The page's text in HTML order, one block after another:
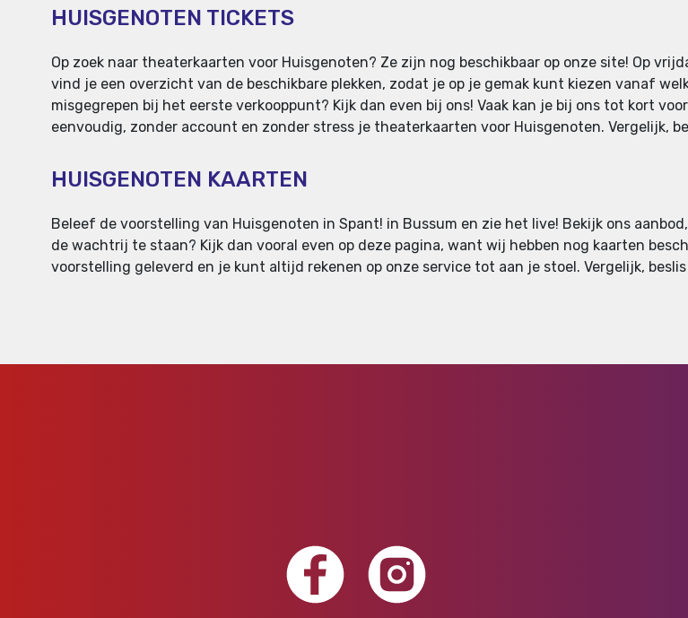
HUISGENOTEN TICKETS
Op zoek naar theaterkaarten voor Huisgenoten? Ze zijn nog beschikbaar op onze site! Op
vind je een overzicht van de beschikbare plekken, zodat je op je gemak kunt kiezen vanaf
misgegrepen bij het eerste verkooppunt? Kijk dan even bij ons! Vaak kan je bij ons tot kort
eenvoudig, zonder account en zonder stress je theaterkaarten voor Huisgenoten. Vergelijk,
HUISGENOTEN KAARTEN
Beleef de voorstelling van Huisgenoten in Spant! in Bussum en zie het live! Bekijk ons
de wachtrij te staan? Kijk dan vooral even op deze pagina, want wij hebben nog kaarten
voorstelling geleverd en je kunt altijd rekenen op onze service tot aan je stoel. Vergelijk,